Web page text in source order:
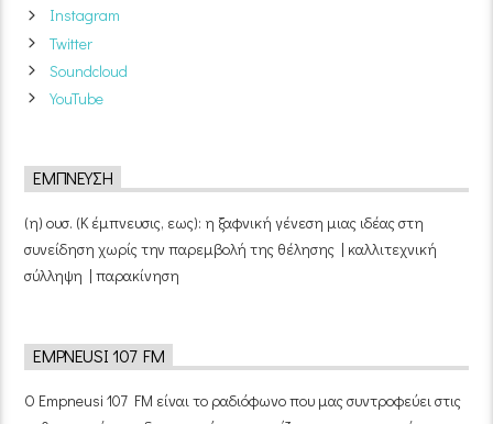
Instagram
Twitter
Soundcloud
YouTube
ΈΜΠΝΕΥΣΗ
(η) ουσ. (Κ έμπνευσις, εως): η ξαφνική γένεση μιας ιδέας στη
συνείδηση χωρίς την παρεμβολή της θέλησης | καλλιτεχνική
σύλληψη | παρακίνηση
EMPNEUSI 107 FM
Ο Empneusi 107 FM είναι το ραδιόφωνο που μας συντροφεύει στις